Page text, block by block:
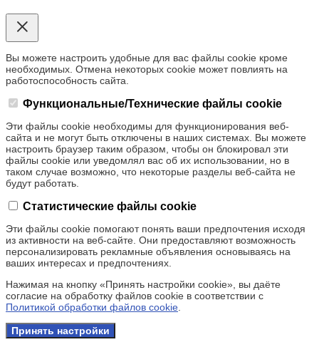
Вы можете настроить удобные для вас файлы cookie кроме
необходимых. Отмена некоторых cookie может повлиять на
работоспособность сайта.
Функциональные/Технические файлы cookie
Эти файлы cookie необходимы для функционирования веб-
сайта и не могут быть отключены в наших системах. Вы можете
настроить браузер таким образом, чтобы он блокировал эти
файлы cookie или уведомлял вас об их использовании, но в
таком случае возможно, что некоторые разделы веб-сайта не
будут работать.
Статистические файлы cookie
Эти файлы cookie помогают понять ваши предпочтения исходя
из активности на веб-сайте. Они предоставляют возможность
персонализировать рекламные объявления основываясь на
ваших интересах и предпочтениях.
Нажимая на кнопку «Принять настройки cookie», вы даёте
согласие на обработку файлов cookie в соответствии с
Политикой обработки файлов cookie.
Принять настройки